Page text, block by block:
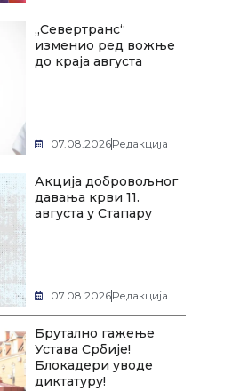
„Севертранс“
изменио ред вожње
до краја августа
07.08.2026Редакција
Акција добровољног
давања крви 11.
августа у Стапару
07.08.2026Редакција
Брутално гажење
Устава Србије!
Блокадери уводе
диктатуру!